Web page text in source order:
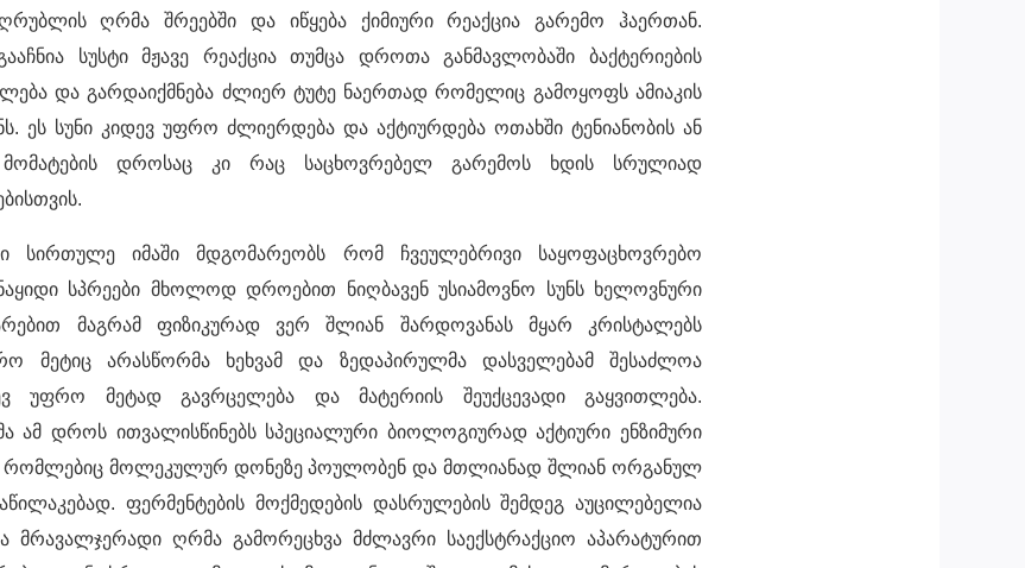
ღრმა შრეებში და იწყება ქიმიური რეაქცია გარემო ჰაერთან.
სუსტი მჟავე რეაქცია თუმცა დროთა განმავლობაში ბაქტერიების
და გარდაიქმნება ძლიერ ტუტე ნაერთად რომელიც გამოყოფს ამიაკის
ეს სუნი კიდევ უფრო ძლიერდება და აქტიურდება ოთახში ტენიანობის ან
მომატების დროსაც კი რაც საცხოვრებელ გარემოს ხდის სრულიად
სირთულე იმაში მდგომარეობს რომ ჩვეულებრივი საყოფაცხოვრებო
სპრეები მხოლოდ დროებით ნიღბავენ უსიამოვნო სუნს ხელოვნური
მაგრამ ფიზიკურად ვერ შლიან შარდოვანას მყარ კრისტალებს
მეტიც არასწორმა ხეხვამ და ზედაპირულმა დასველებამ შესაძლოა
უფრო მეტად გავრცელება და მატერიის შეუქცევადი გაყვითლება.
ამ დროს ითვალისწინებს სპეციალური ბიოლოგიურად აქტიური ენზიმური
რომლებიც მოლეკულურ დონეზე პოულობენ და მთლიანად შლიან ორგანულ
ფერმენტების მოქმედების დასრულების შემდეგ აუცილებელია
მრავალჯერადი ღრმა გამორეცხვა მძლავრი საექსტრაქციო აპარატურით